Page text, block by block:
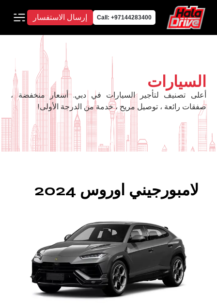
Call: +97144283400 إرسال الاستفسار
السيارات
أعلى تصنيف لتأجير السيارات في دبي. أسعار منخفضة ،
صفقات رائعة ، توصيل مريح ، خدمة من الدرجة الأولى!
لامبورجيني اوروس 2024